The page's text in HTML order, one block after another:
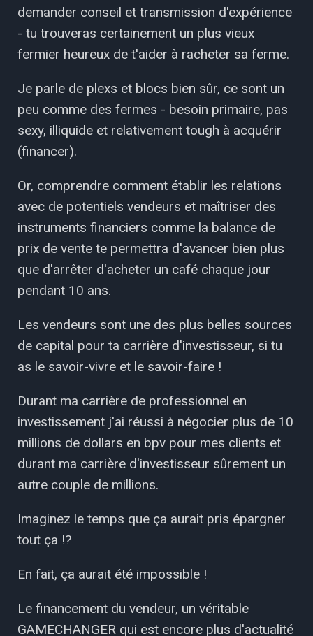
demander conseil et transmission d'expérience
- tu trouveras certainement un plus vieux
fermier heureux de t'aider à racheter sa ferme.
Je parle de plexs et blocs bien sûr, ce sont un
peu comme des fermes - besoin primaire, pas
sexy, illiquide et relativement tough à acquérir
(financer).
Or, comprendre comment établir les relations
avec de potentiels vendeurs et maîtriser des
instruments financiers comme la balance de
prix de vente te permettra d'avancer bien plus
que d'arrêter d'acheter un café chaque jour
pendant 10 ans.
Les vendeurs sont une des plus belles sources
de capital pour ta carrière d'investisseur, si tu
as le savoir-vivre et le savoir-faire !
Durant ma carrière de professionnel en
investissement j'ai réussi à négocier plus de 10
millions de dollars en bpv pour mes clients et
durant ma carrière d'investisseur sûrement un
autre couple de millions.
Imaginez le temps que ça aurait pris épargner
tout ça !?
En fait, ça aurait été impossible !
Le financement du vendeur, un véritable
GAMECHANGER qui est encore plus d'actualité